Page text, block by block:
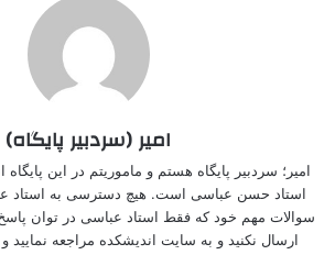
امیر (سردبیر پایگاه)
امیر؛ سردبیر پایگاه هستم و ماموریتم در این
استاد حسن عباسی است. هیچ دسترسی به استاد
سوالات مهم خود که فقط استاد عباسی در توان
ارسال نکنید و به سایت اندیشکده مراجعه نمایید و